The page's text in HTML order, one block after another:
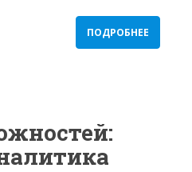
ПОДРОБНЕЕ